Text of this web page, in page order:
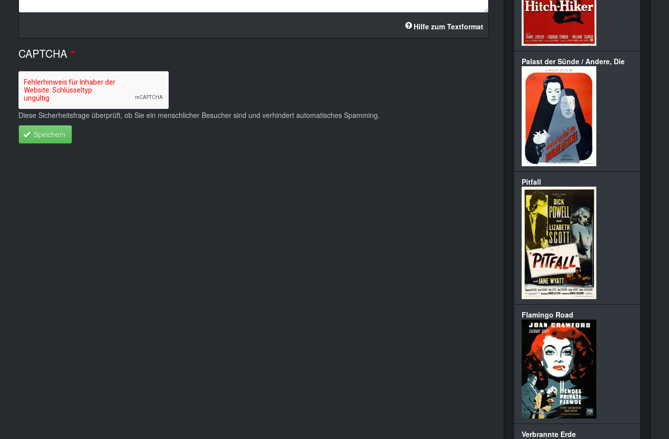
Hilfe zum Textformat
CAPTCHA
Diese Sicherheitsfrage überprüft, ob Sie ein menschlicher Besucher sind und verhindert automatisches Spamming.
Speichern
Palast der Sünde / Andere, Die
Pitfall
Flamingo Road
Verbrannte Erde